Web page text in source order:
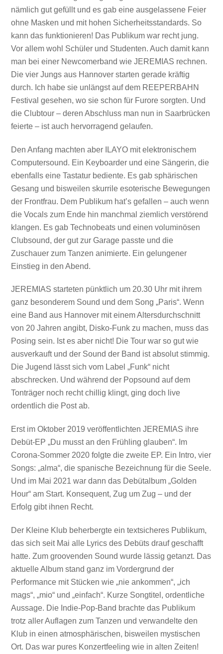
nämlich gut gefüllt und es gab eine ausgelassene Feier
ohne Masken und mit hohen Sicherheitsstandards. So
kann das funktionieren! Das Publikum war recht jung.
Vor allem wohl Schüler und Studenten. Auch damit kann
man bei einer Newcomerband wie JEREMIAS rechnen.
Die vier Jungs aus Hannover starten gerade kräftig
durch. Ich habe sie unlängst auf dem REEPERBAHN
Festival gesehen, wo sie schon für Furore sorgten. Und
die Clubtour – deren Abschluss man nun in Saarbrücken
feierte – ist auch hervorragend gelaufen.
Den Anfang machten aber ILAYO mit elektronischem
Computersound. Ein Keyboarder und eine Sängerin, die
ebenfalls eine Tastatur bediente. Es gab sphärischen
Gesang und bisweilen skurrile esoterische Bewegungen
der Frontfrau. Dem Publikum hat’s gefallen – auch wenn
die Vocals zum Ende hin manchmal ziemlich verstörend
klangen. Es gab Technobeats und einen voluminösen
Clubsound, der gut zur Garage passte und die
Zuschauer zum Tanzen animierte. Ein gelungener
Einstieg in den Abend.
JEREMIAS starteten pünktlich um 20.30 Uhr mit ihrem
ganz besonderem Sound und dem Song „Paris“. Wenn
eine Band aus Hannover mit einem Altersdurchschnitt
von 20 Jahren angibt, Disko-Funk zu machen, muss das
Posing sein. Ist es aber nicht! Die Tour war so gut wie
ausverkauft und der Sound der Band ist absolut stimmig.
Die Jugend lässt sich vom Label „Funk“ nicht
abschrecken. Und während der Popsound auf dem
Tonträger noch recht chillig klingt, ging doch live
ordentlich die Post ab.
Erst im Oktober 2019 veröffentlichten JEREMIAS ihre
Debüt-EP „Du musst an den Frühling glauben“. Im
Corona-Sommer 2020 folgte die zweite EP. Ein Intro, vier
Songs: „alma“, die spanische Bezeichnung für die Seele.
Und im Mai 2021 war dann das Debütalbum „Golden
Hour“ am Start. Konsequent, Zug um Zug – und der
Erfolg gibt ihnen Recht.
Der Kleine Klub beherbergte ein textsicheres Publikum,
das sich seit Mai alle Lyrics des Debüts drauf geschafft
hatte. Zum groovenden Sound wurde lässig getanzt. Das
aktuelle Album stand ganz im Vordergrund der
Performance mit Stücken wie „nie ankommen“, „ich
mags“, „mio“ und „einfach“. Kurze Songtitel, ordentliche
Aussage. Die Indie-Pop-Band brachte das Publikum
trotz aller Auflagen zum Tanzen und verwandelte den
Klub in einen atmosphärischen, bisweilen mystischen
Ort. Das war pures Konzertfeeling wie in alten Zeiten!